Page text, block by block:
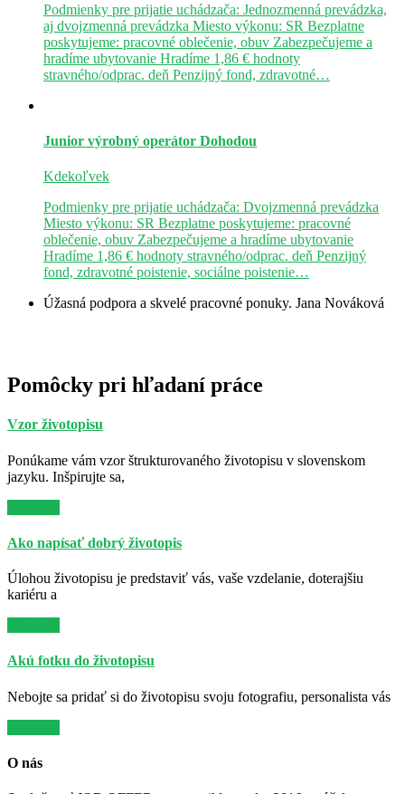
Podmienky pre prijatie uchádzača: Jednozmenná prevádzka,
aj dvojzmenná prevádzka Miesto výkonu: SR Bezplatne
poskytujeme: pracovné oblečenie, obuv Zabezpečujeme a
hradíme ubytovanie Hradíme 1,86 € hodnoty
stravného/odprac. deň Penzijný fond, zdravotné…
Junior výrobný operátor Dohodou
Kdekoľvek
Podmienky pre prijatie uchádzača: Dvojzmenná prevádzka
Miesto výkonu: SR Bezplatne poskytujeme: pracovné
oblečenie, obuv Zabezpečujeme a hradíme ubytovanie
Hradíme 1,86 € hodnoty stravného/odprac. deň Penzijný
fond, zdravotné poistenie, sociálne poistenie…
Úžasná podpora a skvelé pracovné ponuky. Jana Nováková
Pomôcky pri hľadaní práce
Vzor životopisu
Ponúkame vám vzor štrukturovaného životopisu v slovenskom
jazyku. Inšpirujte sa,
Ako napísať dobrý životopis
Úlohou životopisu je predstaviť vás, vaše vzdelanie, doterajšiu
kariéru a
Akú fotku do životopisu
Nebojte sa pridať si do životopisu svoju fotografiu, personalista vás
O nás